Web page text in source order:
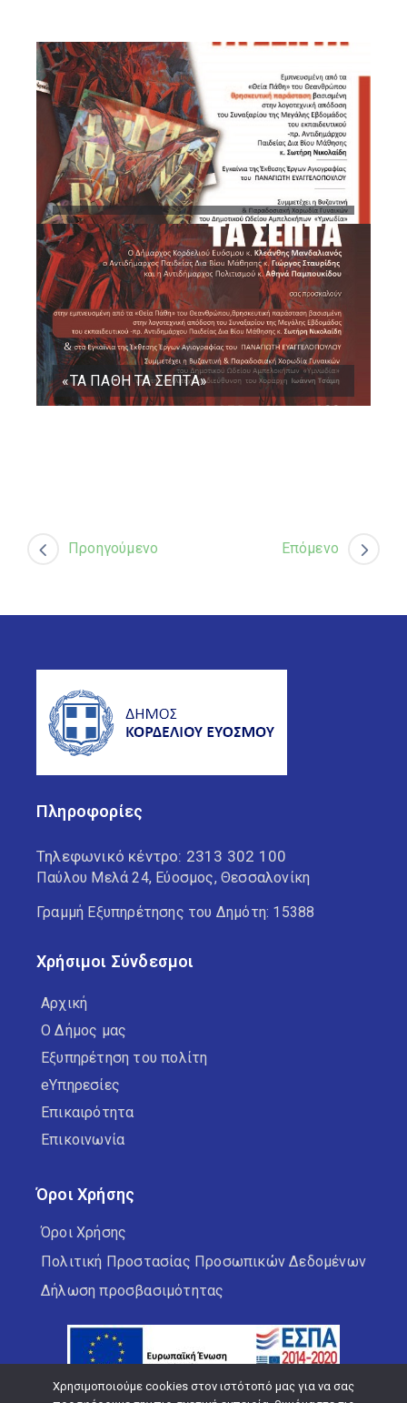
«ΤΑ ΠΑΘΗ ΤΑ ΣΕΠΤΑ»
Προηγούμενο Επόμενο
Πληροφορίες
Τηλεφωνικό κέντρο: 2313 302 100
Παύλου Μελά 24, Εύοσμος, Θεσσαλονίκη
Γραμμή Εξυπηρέτησης του Δημότη: 15388
Χρήσιμοι Σύνδεσμοι
Αρχική
Ο Δήμος μας
Εξυπηρέτηση του πολίτη
eΥπηρεσίες
Επικαιρότητα
Επικοινωνία
Όροι Χρήσης
Όροι Χρήσης
Πολιτική Προστασίας Προσωπικών Δεδομένων
Δήλωση προσβασιμότητας
Χρησιμοποιούμε cookies στον ιστότοπό μας για να σας